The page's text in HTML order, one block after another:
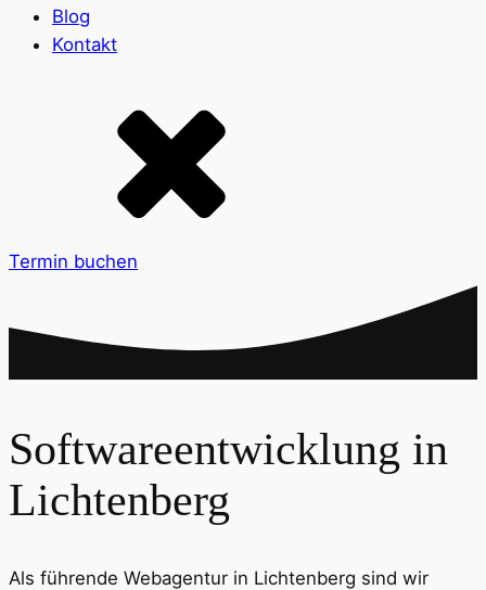
Blog
Kontakt
Termin buchen
Softwareentwicklung in
Lichtenberg
Als führende Webagentur in Lichtenberg sind wir